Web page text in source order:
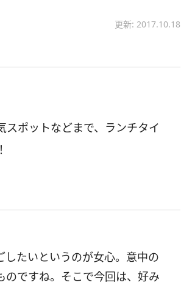
更新: 2017.10.18
ポットなどまで、ランチタイ
たいというのが女心。意中の
ですね。そこで今回は、好み